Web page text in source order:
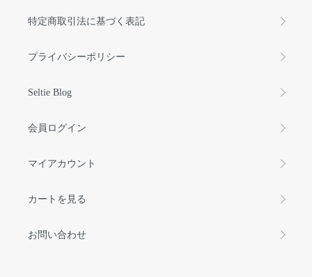
特定商取引法に基づく表記
プライバシーポリシー
Seltie Blog
会員ログイン
マイアカウント
カートを見る
お問い合わせ